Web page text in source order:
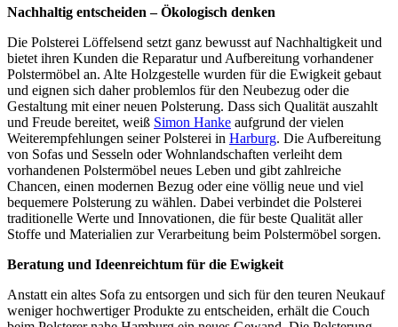
Nachhaltig entscheiden – Ökologisch denken
Die Polsterei Löffelsend setzt ganz bewusst auf Nachhaltigkeit und
bietet ihren Kunden die Reparatur und Aufbereitung vorhandener
Polstermöbel an. Alte Holzgestelle wurden für die Ewigkeit gebaut
und eignen sich daher problemlos für den Neubezug oder die
Gestaltung mit einer neuen Polsterung. Dass sich Qualität auszahlt
und Freude bereitet, weiß Simon Hanke aufgrund der vielen
Weiterempfehlungen seiner Polsterei in Harburg. Die Aufbereitung
von Sofas und Sesseln oder Wohnlandschaften verleiht dem
vorhandenen Polstermöbel neues Leben und gibt zahlreiche
Chancen, einen modernen Bezug oder eine völlig neue und viel
bequemere Polsterung zu wählen. Dabei verbindet die Polsterei
traditionelle Werte und Innovationen, die für beste Qualität aller
Stoffe und Materialien zur Verarbeitung beim Polstermöbel sorgen.
Beratung und Ideenreichtum für die Ewigkeit
Anstatt ein altes Sofa zu entsorgen und sich für den teuren Neukauf
weniger hochwertiger Produkte zu entscheiden, erhält die Couch